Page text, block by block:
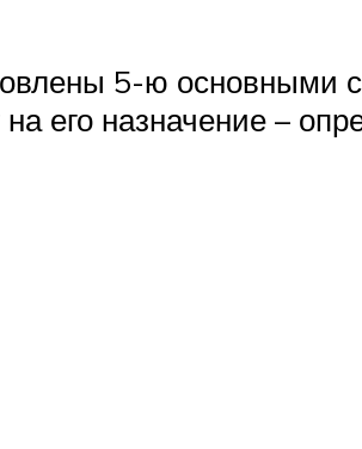
5-ю основными
его назначение –